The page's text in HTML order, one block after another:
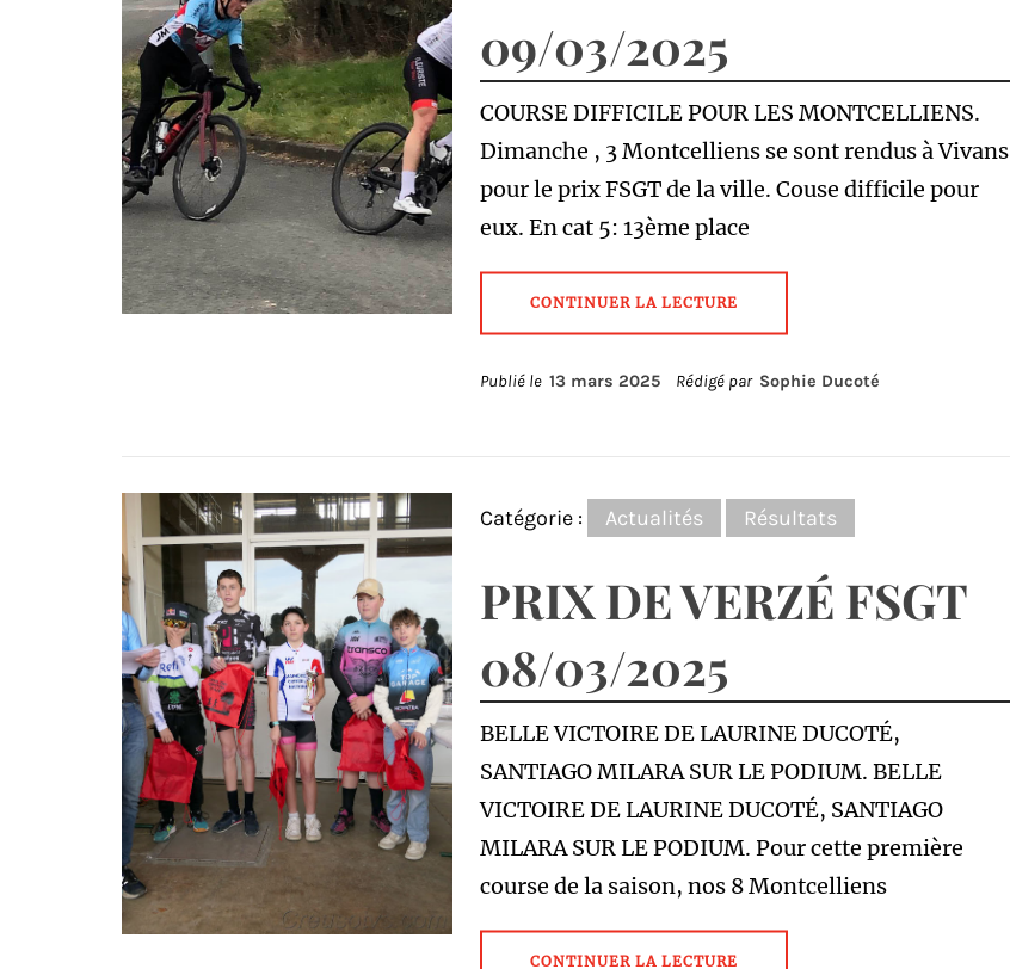
09/03/2025
COURSE DIFFICILE POUR LES MONTCELLIENS.
Dimanche , 3 Montcelliens se sont rendus à Vivans
pour le prix FSGT de la ville. Couse difficile pour
eux. En cat 5: 13ème place
CONTINUER LA LECTURE
Publié le 13 mars 2025 Rédigé par Sophie Ducoté
Catégorie : Actualités Résultats
PRIX DE VERZÉ FSGT
08/03/2025
BELLE VICTOIRE DE LAURINE DUCOTÉ,
SANTIAGO MILARA SUR LE PODIUM. BELLE
VICTOIRE DE LAURINE DUCOTÉ, SANTIAGO
MILARA SUR LE PODIUM. Pour cette première
course de la saison, nos 8 Montcelliens
CONTINUER LA LECTURE